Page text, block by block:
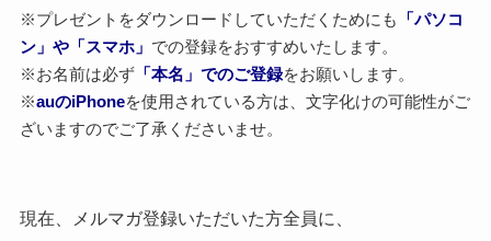
※プレゼントをダウンロードしていただくためにも
「パソコ
ン」や「スマホ」 での登録をおすすめいたします。
※お名前は必ず「本名」でのご登録をお願いします。
※auのiPhoneを使用されている方は、文字化けの可能性がご
ざいますのでご了承くださいませ。
現在、メルマガ登録いただいた方全員に、